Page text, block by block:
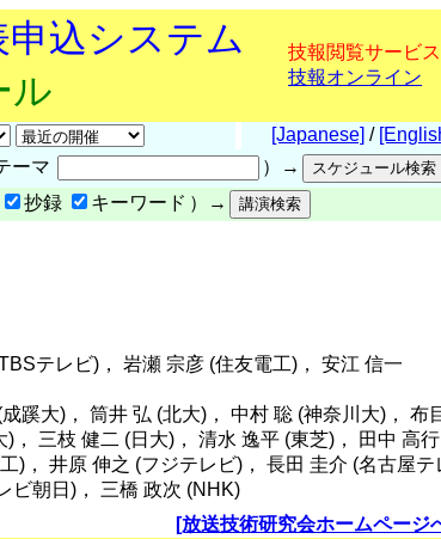
込システム
ル
技報閲覧サービス
技報オンライン
[Japanese] /
ーマ
）→
抄録 キーワード ）→
テレビ)， 岩瀬 宗彦 (住友電工)， 安江 信一
大)， 筒井 弘 (北大)， 中村 聡 (神奈川大)， 布
， 三枝 健二 (日大)， 清水 逸平 (東芝)， 田中 高行
)， 井原 伸之 (フジテレビ)， 長田 圭介 (名古屋テ
ビ朝日)， 三橋 政次 (NHK)
[放送技術研究会ホームページ